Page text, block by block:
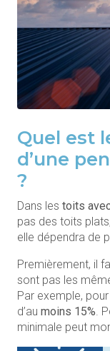
Quel est
d’une
?
Dans les toits
pas des toits
elle dépendra de
Premièrement, il
sont pas les
Par exemple,
d’au moins 15%.
minimale peut